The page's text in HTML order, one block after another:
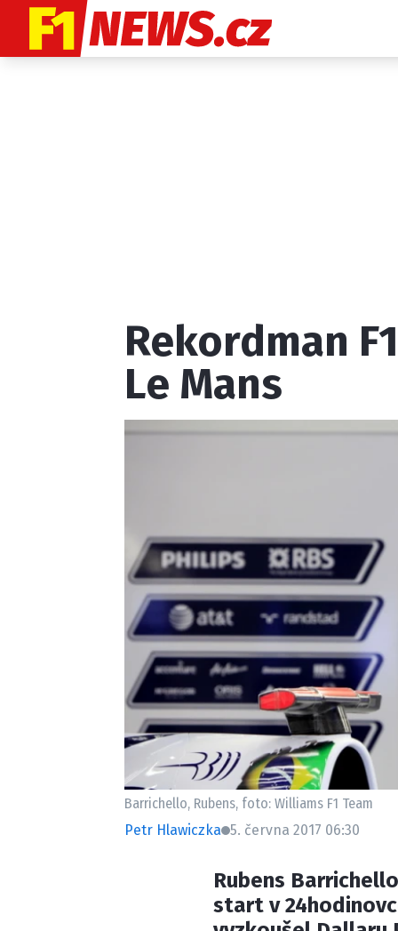
Rekordman
Le Mans
Barrichello, Rubens, foto: Williams F1 Team
Petr Hlawiczka 5. června 2017 06:30
Rubens
start v